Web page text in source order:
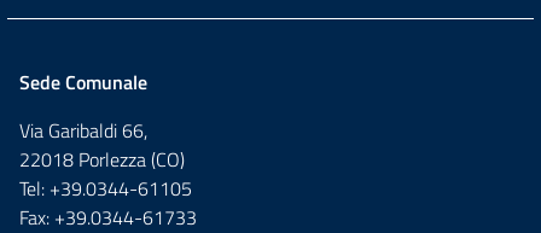
Sede Comunale
Via Garibaldi 66,
22018 Porlezza (CO)
Tel: +39.0344-61105
Fax: +39.0344-61733